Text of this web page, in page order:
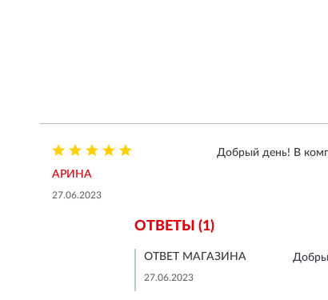
АРИНА
27.06.2023
Добрый день! В
ОТВЕТЫ (1)
ОТВЕТ МАГАЗИНА
27.06.2023